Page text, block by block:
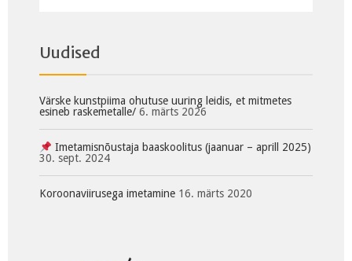
Uudised
Värske kunstpiima ohutuse uuring leidis, et mitmetes
esineb raskemetalle/ 6. märts 2026
Imetamisnõustaja baaskoolitus (jaanuar – aprill 2025)
30. sept. 2024
Koroonaviirusega imetamine 16. märts 2020